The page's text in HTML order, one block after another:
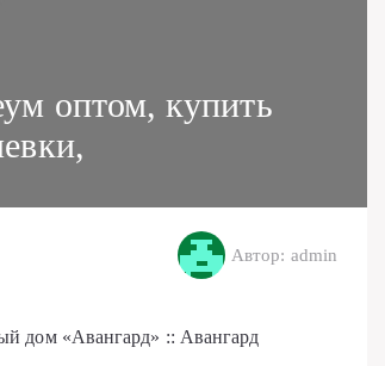
оптом, купить
Автор: admin
дом «Авангард» :: Авангард